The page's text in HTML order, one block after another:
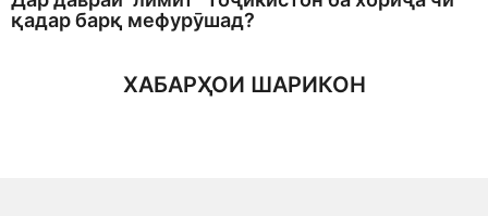
қадар барқ мефурӯшад?
ХАБАРҲОИ ШАРИКОН